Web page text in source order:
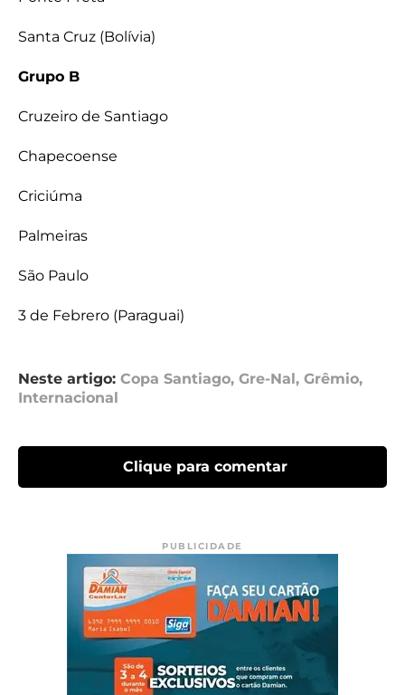
Santa Cruz (Bolívia)
Grupo B
Cruzeiro de Santiago
Chapecoense
Criciúma
Palmeiras
São Paulo
3 de Febrero (Paraguai)
Neste artigo: Copa Santiago, Gre-Nal, Grêmio,
Internacional
Clique para comentar
PUBLICIDADE